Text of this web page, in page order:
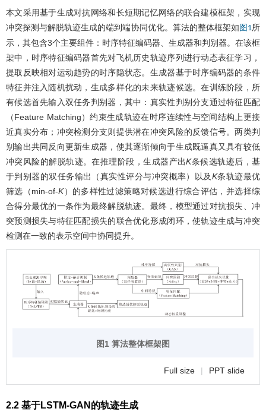
本文采用基于生成对抗网络和长短期记忆网络的联合建模框架，实现
冲突探测与解脱轨迹生成的端到端协同优化。算法的整体框架如 图1所
示，其包含3个主要组件：时序特征编码器、生成器和判别器。在该框
架中，时序特征编码器首先对飞机历史轨迹序列进行动态表征学习，
提取反映相对运动趋势的时序隐状态。生成器基于时序编码器的条件
特征并注入随机扰动，生成多样化的未来轨迹候选。在训练阶段，所
有候选首先输入双任务判别器，其中：真实性判别分支通过特征匹配
（Feature Matching）约束生成轨迹在时序连续性与空间结构上更接
近真实分布；冲突检测分支则提供潜在冲突风险的反馈信号。两类判
别输出共同反向更新生成器，使其逐渐倾向于生成既逼真又具有较低
冲突风险的解脱轨迹。在推理阶段，生成器产出K条候选轨迹后，基
于判别器的双任务输出（真实性评分与冲突概率）以及K条轨迹最优
筛选（min-of-K）的多样性过滤策略对候选进行综合评估，并选择综
合得分最优的一条作为最终解脱轨迹。最终，模型通过对抗损失、冲
突预测损失与特征匹配损失的联合优化形成闭环，使轨迹生成与冲突
检测在一致的表示空间中协同提升。
图1 算法整体框架图
Full size | PPT slide
2.2 基于LSTM-GAN的轨迹生成